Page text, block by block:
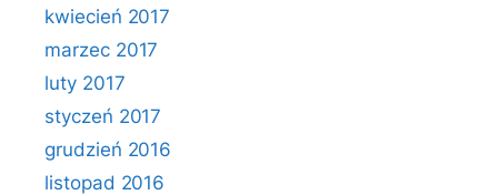
kwiecień 2017
marzec 2017
luty 2017
styczeń 2017
grudzień 2016
listopad 2016